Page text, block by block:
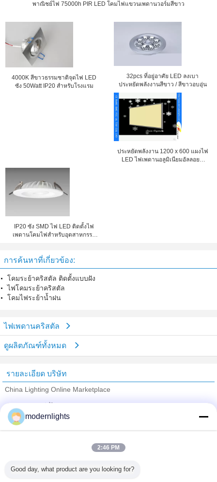
พาณิชย์ไฟ 75000h PIR LED โคมไฟแขวนเพดานวอร์มสีขาว
4000K สีขาวธรรมชาติจุดไฟ LED
ซัง 50Watt IP20 สำหรับโรงแรม
32pcs ที่อยู่อาศัย LED ลงเบา
ประหยัดพลังงานสีขาว / สีขาวอบอุ่น
ประหยัดพลังงาน 1200 x 600 แผงไฟ
LED ไฟเพดานอลูมิเนียมอัลลอยด์
IP20 ซัง SMD ไฟ LED ติดตั้งไฟ
เพดานโคมไฟสำหรับอุตสาหกรรม
การค้นหาที่เกี่ยวข้อง:
โคมระย้าคริสตัล ติดตั้งแบบฝัง
ไฟโคมระย้าคริสตัล
โคมไฟระย้าน้ำฝน
ไฟเพดานคริสตัล
ดูผลิตภัณฑ์ทั้งหมด
รายละเอียด บริษัท
China Lighting Online Marketplace
Trust Seal
Verified Suplier
ผลิตภัณฑ์ทั้งหมด
modernlights
2:46 PM
Good day, what product are you looking for?